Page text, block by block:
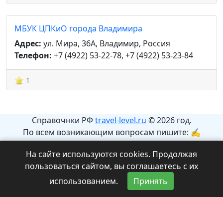
МБУК ЦПКиО города Владимира
Адрес: ул. Мира, 36А, Владимир, Россия
Телефон: +7 (4922) 53-22-78, +7 (4922) 53-23-84
1
Справочнки РФ travel-level.ru © 2026 год.
По всем возникающим вопросам пишите: ✍
info@travel-level.ru
На сайте может содержаться информация с
ограничениями 12+.
На сайте используются cookies. Продолжая
пользоваться сайтом, вы соглашаетесь с их
использованием.
Принять